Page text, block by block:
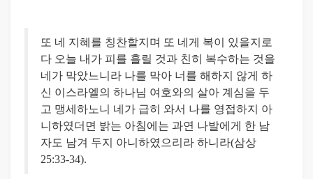
또 네 지혜를 칭찬할지며 또 네게 복이 있을지로
다 오늘 내가 피를 흘릴 것과 친히 복수하는 것을
네가 막았느니라 나를 막아 너를 해하지 않게 하
신 이스라엘의 하나님 여호와의 살아 계심을 두
고 맹세하노니 네가 급히 와서 나를 영접하지 아
니하였더면 밝는 아침에는 과연 나발에게 한 남
자도 남겨 두지 아니하였으리라 하니라(삼상
25:33-34).